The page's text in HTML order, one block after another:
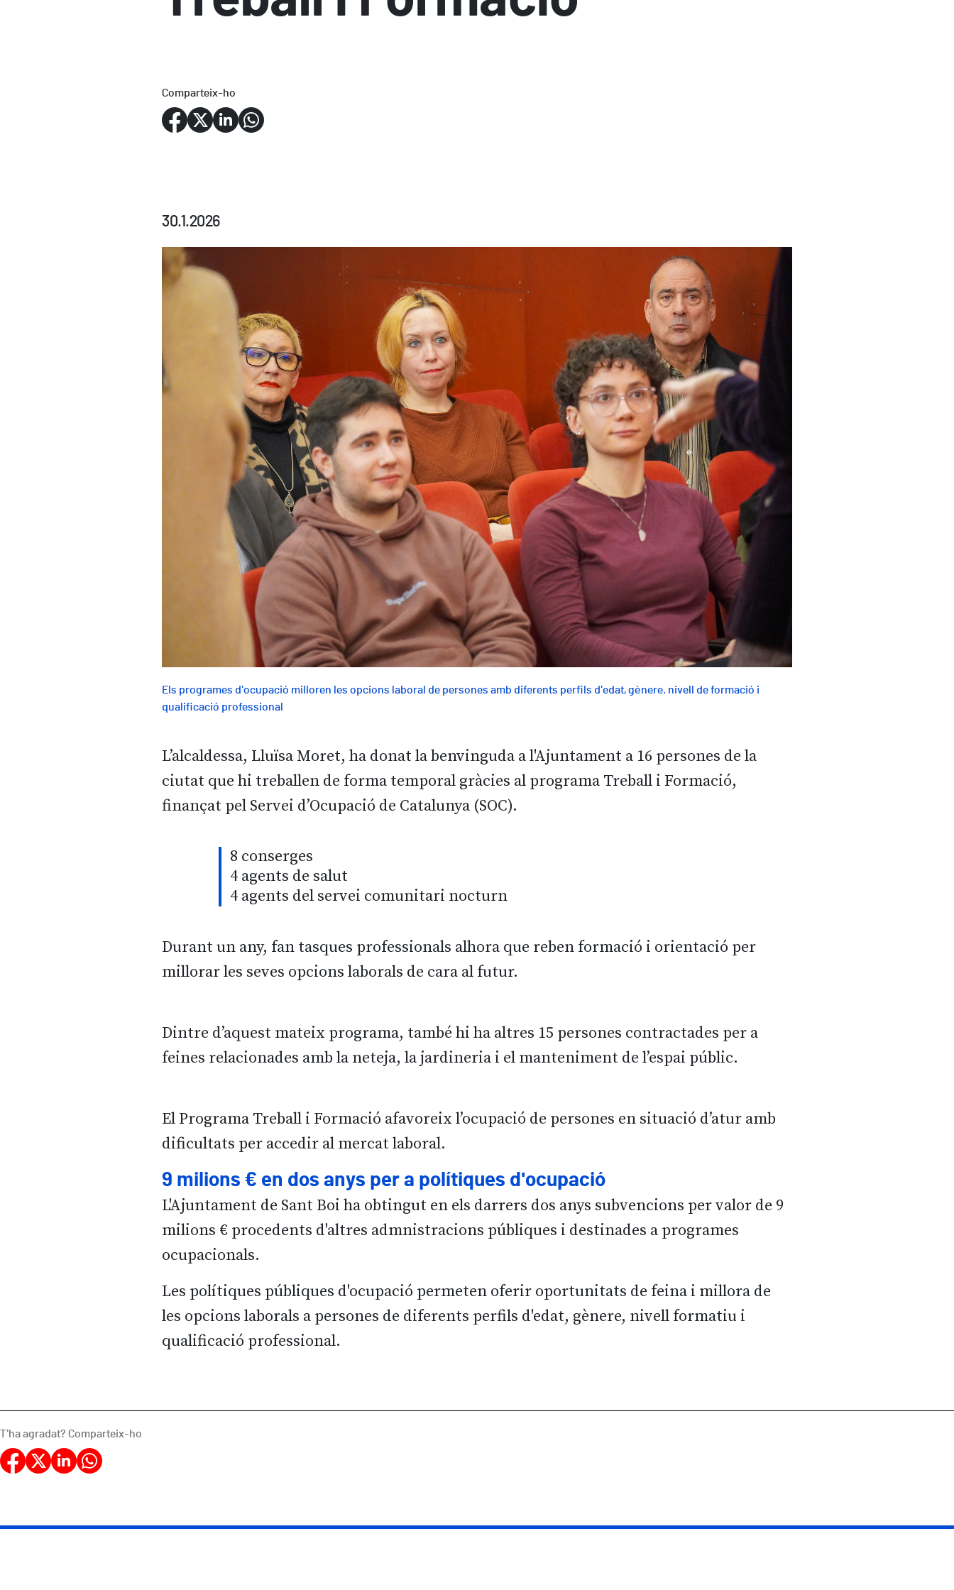
Comparteix-ho
30.1.2026
Els programes d'ocupació milloren les opcions laboral de persones amb diferents perfils d'edat, gènere. nivell de formació i
qualificació professional
L’alcaldessa, Lluïsa Moret, ha donat la benvinguda a l'Ajuntament a 16 persones de la
ciutat que hi treballen de forma temporal gràcies al programa Treball i Formació,
finançat pel Servei d’Ocupació de Catalunya (SOC).
8 conserges
4 agents de salut
4 agents del servei comunitari nocturn
Durant un any, fan tasques professionals alhora que reben formació i orientació per
millorar les seves opcions laborals de cara al futur.
Dintre d’aquest mateix programa, també hi ha altres 15 persones contractades per a
feines relacionades amb la neteja, la jardineria i el manteniment de l’espai públic.
El Programa Treball i Formació afavoreix l’ocupació de persones en situació d’atur amb
dificultats per accedir al mercat laboral.
9 milions € en dos anys per a polítiques d'ocupació
L'Ajuntament de Sant Boi ha obtingut en els darrers dos anys subvencions per valor de 9
milions € procedents d'altres admnistracions públiques i destinades a programes
ocupacionals.
Les polítiques públiques d'ocupació permeten oferir oportunitats de feina i millora de
les opcions laborals a persones de diferents perfils d'edat, gènere, nivell formatiu i
qualificació professional.
T'ha agradat? Comparteix-ho